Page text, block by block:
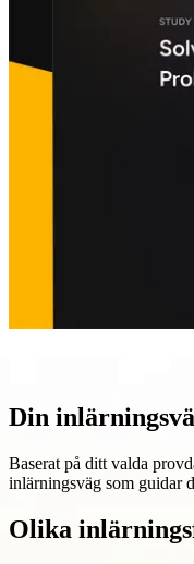
Din
Baserat på ditt valda
inlärningsväg som guidar
Olika